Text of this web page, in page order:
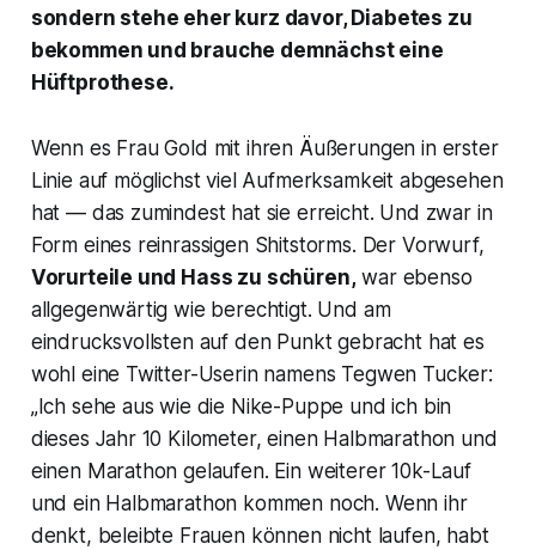
sondern stehe eher kurz davor, Diabetes zu
bekommen und brauche demnächst eine
Hüftprothese.
Wenn es Frau Gold mit ihren Äußerungen in erster
Linie auf möglichst viel Aufmerksamkeit abgesehen
hat — das zumindest hat sie erreicht. Und zwar in
Form eines reinrassigen Shitstorms. Der Vorwurf,
Vorurteile und Hass zu schüren,war ebenso
allgegenwärtig wie berechtigt. Und am
eindrucksvollsten auf den Punkt gebracht hat es
wohl eine Twitter-Userin namens Tegwen Tucker:
„Ich sehe aus wie die Nike-Puppe und ich bin
dieses Jahr 10 Kilometer, einen Halbmarathon und
einen Marathon gelaufen. Ein weiterer 10k-Lauf
und ein Halbmarathon kommen noch. Wenn ihr
denkt, beleibte Frauen können nicht laufen, habt